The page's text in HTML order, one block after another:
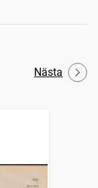
Nästa